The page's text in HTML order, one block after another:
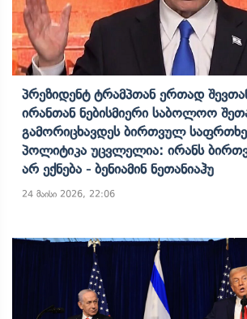
Პრეზიდენტ Ტრამპთან Ერთად
Ირანთან Ნებისმიერი Საბოლოო
Გამორიცხავდეს Ბირთვულ
Პოლიტიკა Უცვლელია: Ირანს
Არ Ექნება - Ბენიამინ Ნეთანიაჰუ
24 მაისი 2026, 22:06